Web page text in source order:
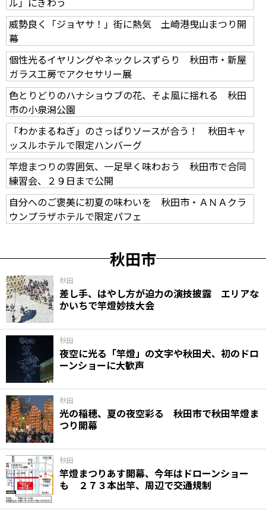
威勢良く「ジョヤサ！」街に熱気 土崎港曳山まつり開
幕
個性光るイヤリングやネックレスずらり 秋田市・新屋
ガラス工房でアクセサリー展
色とりどりのハナショウブの花、そよ風に揺れる 秋田
市の小泉潟公園
「わかまるねぎ」のさっぱりソースが合う！ 秋田キャ
ッスルホテルで限定ハンバーグ
竿燈まつりの雰囲気、一足早く味わおう 秋田市で合同
練習会、２９日まで公開
自分へのご褒美に初夏の味わいを 秋田市・ＡＮＡクラ
ウンプラザホテルで限定パフェ
秋田市
秋田
差し手、はやし方が迫力の演技披露 エリアな
かいちで竿燈妙技大会
秋田
夜空に光る「竿燈」の文字や秋田犬、初のドロ
ーンショーに大歓声
秋田
光の稲穂、夏の夜空彩る 秋田市で秋田竿燈ま
つり開幕
秋田
竿燈まつりあす開幕、今年はドローンショー
も ２７３本出竿、周辺で交通規制